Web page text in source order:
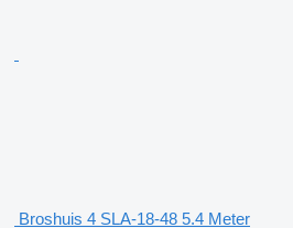
Broshuis 4 SLA-18-48 5.4 Meter